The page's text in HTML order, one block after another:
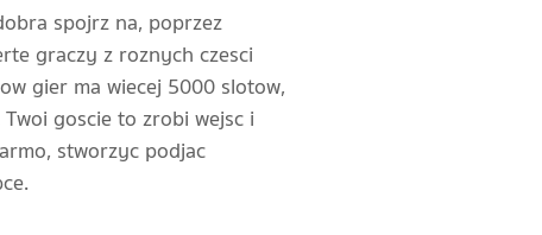
spojrz na, poprzez
graczy z roznych czesci
gier ma wiecej 5000 slotow,
goscie to zrobi wejsc i
stworzyc podjac